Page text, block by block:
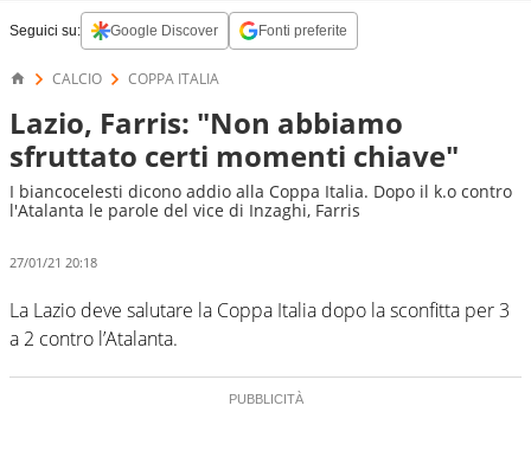
Seguici su: Google Discover Fonti preferite
CALCIO COPPA ITALIA
Lazio, Farris: "Non abbiamo
sfruttato certi momenti chiave"
I biancocelesti dicono addio alla Coppa Italia. Dopo il k.o contro
l'Atalanta le parole del vice di Inzaghi, Farris
27/01/21 20:18
La Lazio deve salutare la Coppa Italia dopo la sconfitta per 3
a 2 contro l’Atalanta.